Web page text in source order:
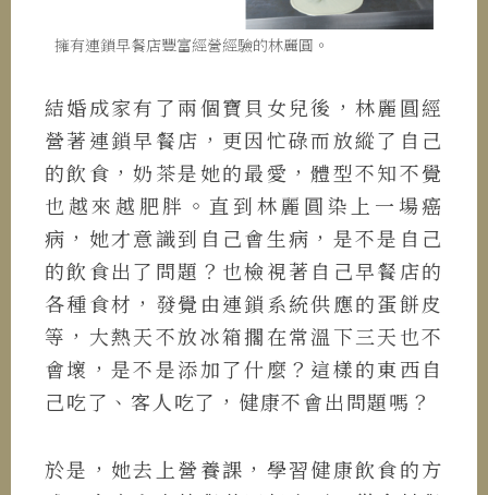
擁有連鎖早餐店豐富經營經驗的林麗圓。
結婚成家有了兩個寶貝女兒後，林麗圓經
營著連鎖早餐店，更因忙碌而放縱了自己
的飲食，奶茶是她的最愛，體型不知不覺
也越來越肥胖。直到林麗圓染上一場癌
病，她才意識到自己會生病，是不是自己
的飲食出了問題？也檢視著自己早餐店的
各種食材，發覺由連鎖系統供應的蛋餅皮
等，大熱天不放冰箱擱在常溫下三天也不
會壞，是不是添加了什麼？這樣的東西自
己吃了、客人吃了，健康不會出問題嗎？
於是，她去上營養課，學習健康飲食的方